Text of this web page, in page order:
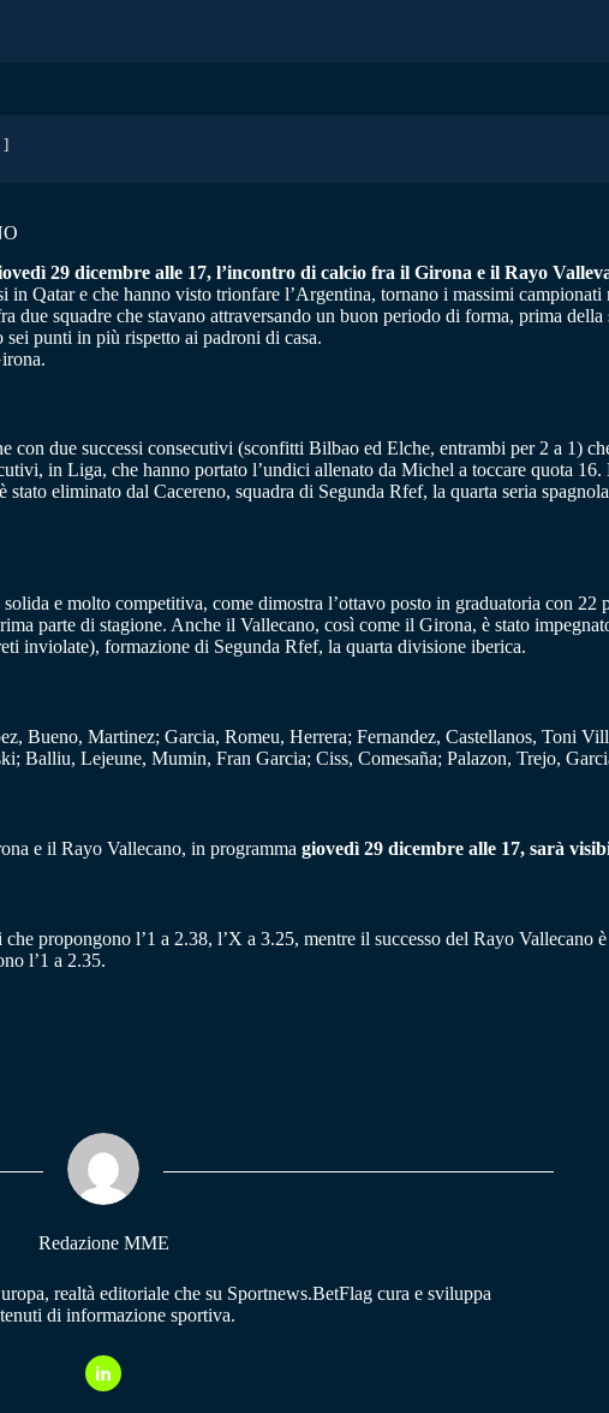
29 dicembre alle 17, l’incontro di calcio fra il Girona e il Rayo
Qatar e che hanno visto trionfare l’Argentina, tornano i massimi campionati
due squadre che stavano attraversando un buon periodo di forma, prima
punti in più rispetto ai padroni di casa.
con due successi consecutivi (sconfitti Bilbao ed Elche, entrambi per 2 a 1)
in Liga, che hanno portato l’undici allenato da Michel a toccare quota
eliminato dal Cacereno, squadra di Segunda Rfef, la quarta seria
solida e molto competitiva, come dimostra l’ottavo posto in graduatoria con
parte di stagione. Anche il Vallecano, così come il Girona, è stato
inviolate), formazione di Segunda Rfef, la quarta divisione iberica.
Bueno, Martinez; Garcia, Romeu, Herrera; Fernandez, Castellanos, Toni
Balliu, Lejeune, Mumin, Fran Garcia; Ciss, Comesaña; Palazon, Trejo,
e il Rayo Vallecano, in programma giovedì 29 dicembre alle 17, sarà
che propongono l’1 a 2.38, l’X a 3.25, mentre il successo del Rayo Vallecano
l’1 a 2.35.
Redazione MME
realtà editoriale che su Sportnews.BetFlag cura e sviluppa
di informazione sportiva.